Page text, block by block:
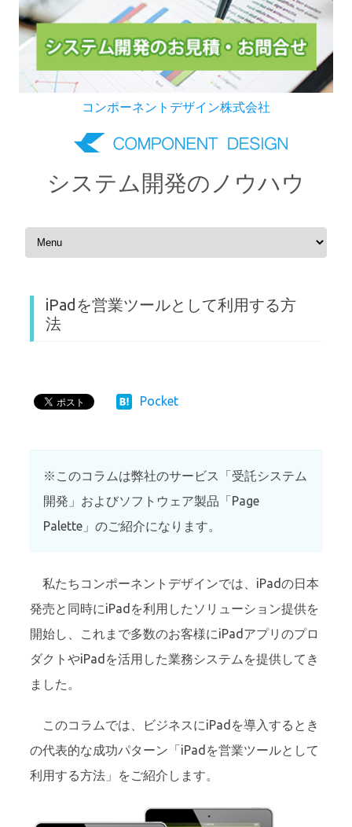
コンポーネントデザイン株式会社
システム開発のノウハウ
Skip to content
iPadを営業ツールとして利用する方
法
Pocket
※このコラムは弊社のサービス「受託システム
開発」およびソフトウェア製品「Page
Palette」のご紹介になります。
私たちコンポーネントデザインでは、iPadの日本
発売と同時にiPadを利用したソリューション提供を
開始し、これまで多数のお客様にiPadアプリのプロ
ダクトやiPadを活用した業務システムを提供してき
ました。
このコラムでは、ビジネスにiPadを導入するとき
の代表的な成功パターン「iPadを営業ツールとして
利用する方法」をご紹介します。